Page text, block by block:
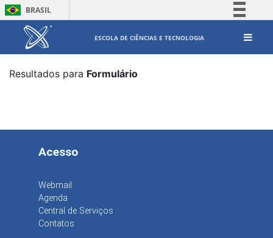
BRASIL
ESCOLA DE CIÊNCIAS E TECNOLOGIA
Resultados para Formulário
Acesso
Webmail
Agenda
Central de Serviços
Contatos